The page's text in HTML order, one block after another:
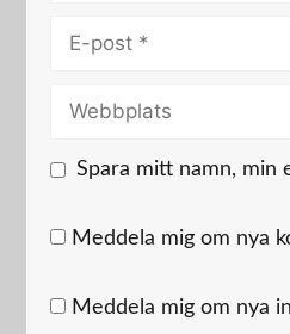
Webbplats
Spara mitt namn, min
Meddela mig om nya
Meddela mig om nya